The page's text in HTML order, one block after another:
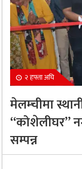
२ हफ्ता अघि
मेलम्चीमा
“कोशेलीघर”
सम्पन्न